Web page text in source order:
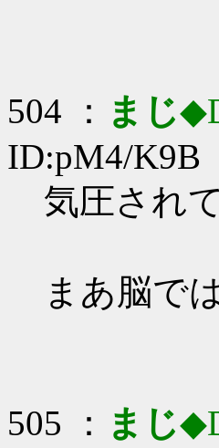
504 ： まじ
ID:pM4/K9B
気圧され
まあ脳で
505 ： まじ